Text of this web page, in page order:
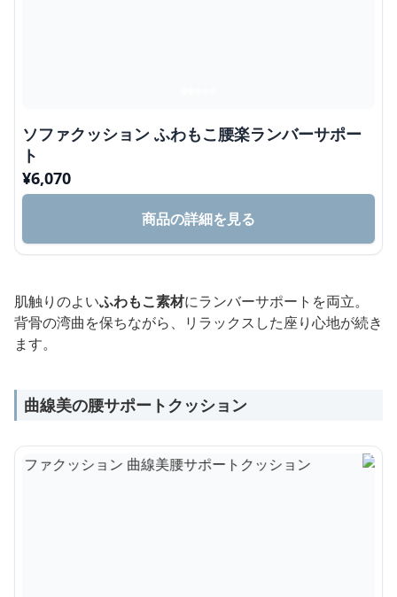
ソファクッション ふわもこ腰楽ランバーサポー
ト
¥6,070
商品の詳細を見る
肌触りのよいふわもこ素材にランバーサポートを両立。
背骨の湾曲を保ちながら、リラックスした座り心地が続き
ます。
曲線美の腰サポートクッション